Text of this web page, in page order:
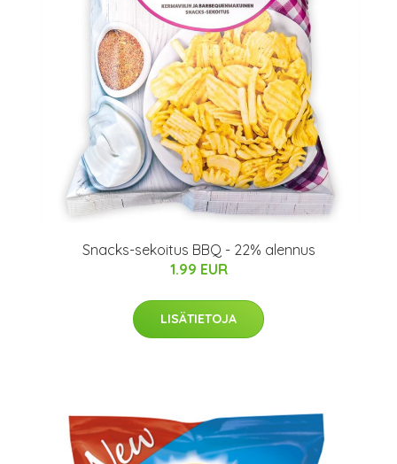
Snacks-sekoitus BBQ - 22% alennus
1.99 EUR
LISÄTIETOJA